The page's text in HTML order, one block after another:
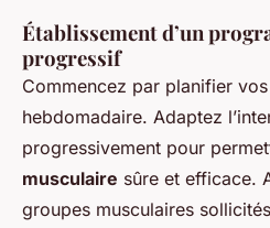
Établissement d’un
progressif
Commencez par planifier
hebdomadaire. Adaptez
progressivement pour
musculaire sûre et efficace.
groupes musculaires